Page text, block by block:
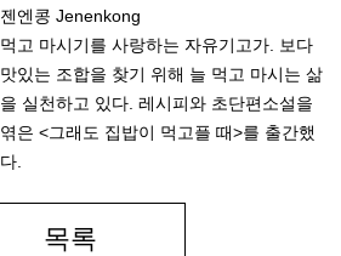
젠엔콩 Jenenkong
먹고 마시기를 사랑하는 자유기고가. 보다
맛있는 조합을 찾기 위해 늘 먹고 마시는 삶
을 실천하고 있다. 레시피와 초단편소설을
엮은 <그래도 집밥이 먹고플 때>를 출간했
다.
목록